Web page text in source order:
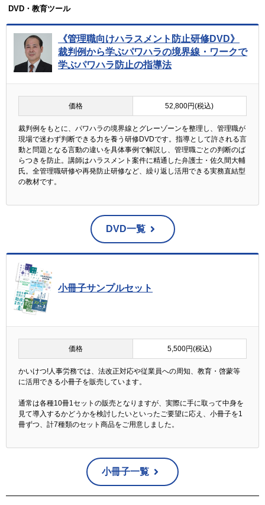
DVD・教育ツール
《管理職向けハラスメント防止研修DVD》
裁判例から学ぶパワハラの境界線・ワークで
学ぶパワハラ防止の指導法
価格 52,800円(税込)
裁判例をもとに、パワハラの境界線とグレーゾーンを整理し、管理職が
現場で迷わず判断できる力を養う研修DVDです。指導として許される言
動と問題となる言動の違いを具体事例で解説し、管理職ごとの判断のば
らつきを防止。講師はハラスメント案件に精通した弁護士・佐久間大輔
氏。全管理職研修や再発防止研修など、繰り返し活用できる実務直結型
の教材です。
DVD一覧
小冊子サンプルセット
価格 5,500円(税込)
かいけつ!人事労務では、法改正対応や従業員への周知、教育・啓蒙等
に活用できる小冊子を販売しています。
通常は各種10冊1セットの販売となりますが、実際に手に取って中身を
見て導入するかどうかを検討したいといったご要望に応え、小冊子を1
冊ずつ、計7種類のセット商品をご用意しました。
小冊子一覧